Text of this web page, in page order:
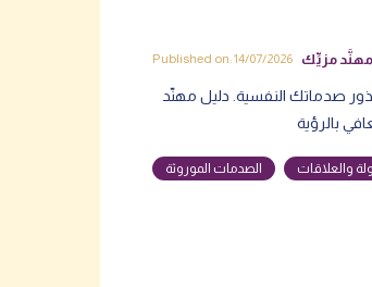
مهنَّد مزيِّك Published on: 14/07/2026
جذور صدماتك النفسية. دليل مهنّد
والعلاقات الصدمات الموروثة